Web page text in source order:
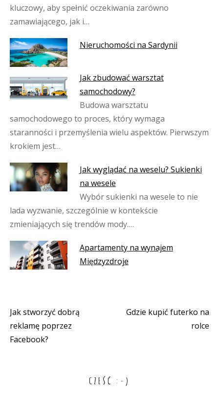
kluczowy, aby spełnić oczekiwania zarówno
zamawiającego, jak i…
Nieruchomości na Sardynii
Jak zbudować warsztat
samochodowy?
Budowa warsztatu
samochodowego to proces, który wymaga
staranności i przemyślenia wielu aspektów. Pierwszym
krokiem jest…
Jak wyglądać na weselu? Sukienki
na wesele
Wybór sukienki na wesele to nie
lada wyzwanie, szczególnie w kontekście
zmieniających się trendów mody.…
Apartamenty na wynajem
Międzyzdroje
Nawigacja
wpisu
Jak stworzyć dobrą
reklamę poprzez
Facebook?
Gdzie kupić futerko na
rolce
CZEŚĆ :-)